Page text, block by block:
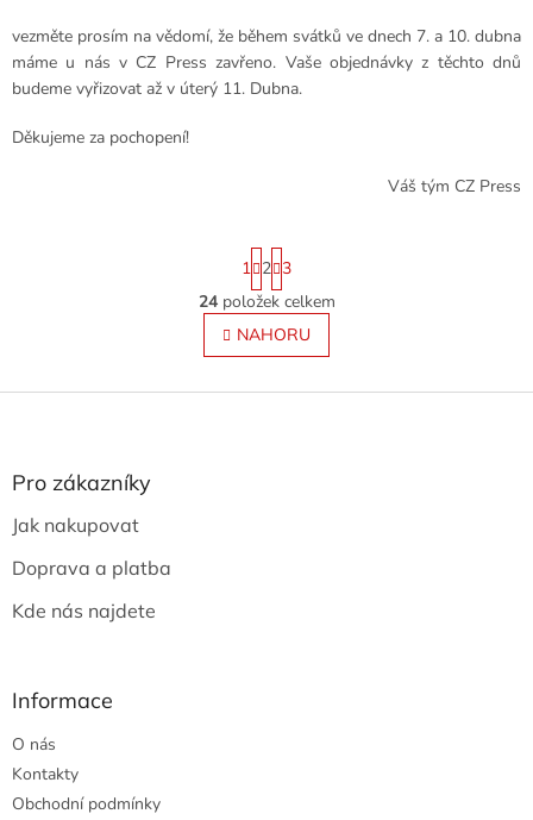
vezměte prosím na vědomí, že během svátků ve dnech 7. a 10. dubna
máme u nás v CZ Press zavřeno. Vaše objednávky z těchto dnů
budeme vyřizovat až v úterý 11. Dubna.
Děkujeme za pochopení!
Váš tým CZ Press
O
v
l
d
S
t
r
á
n
k
v
1 2 3
24položek celkem
NAHORU
Z
Pro zákazníky
Jak nakupovat
Doprava a platba
Kde nás najdete
Informace
O nás
Kontakty
Obchodní podmínky